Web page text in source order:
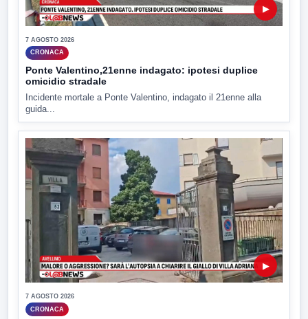
▶
7 AGOSTO 2026
CRONACA
Ponte Valentino,21enne indagato: ipotesi duplice
omicidio stradale
Incidente mortale a Ponte Valentino, indagato il 21enne alla
guida...
▶
7 AGOSTO 2026
CRONACA